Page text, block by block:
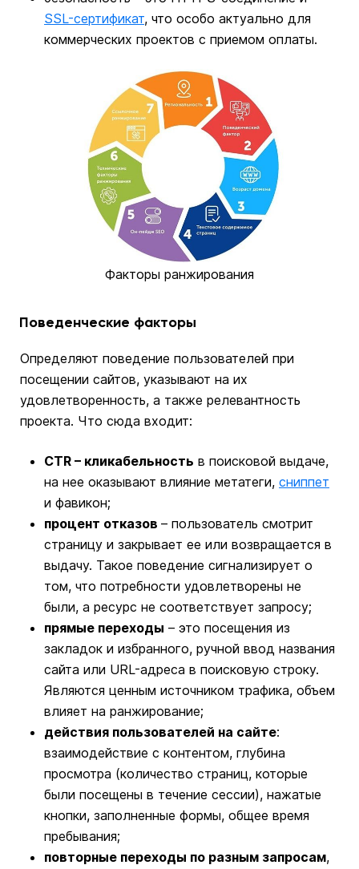
SSL-сертификат, что особо актуально для
коммерческих проектов с приемом оплаты.
Факторы ранжирования
Поведенческие факторы
Определяют поведение пользователей при
посещении сайтов, указывают на их
удовлетворенность, а также релевантность
проекта. Что сюда входит:
CTR – кликабельность в поисковой выдаче,
на нее оказывают влияние метатеги, сниппет
и фавикон;
процент отказов – пользователь смотрит
страницу и закрывает ее или возвращается в
выдачу. Такое поведение сигнализирует о
том, что потребности удовлетворены не
были, а ресурс не соответствует запросу;
прямые переходы – это посещения из
закладок и избранного, ручной ввод названия
сайта или URL-адреса в поисковую строку.
Являются ценным источником трафика, объем
влияет на ранжирование;
действия пользователей на сайте:
взаимодействие с контентом, глубина
просмотра (количество страниц, которые
были посещены в течение сессии), нажатые
кнопки, заполненные формы, общее время
пребывания;
повторные переходы по разным запросам,